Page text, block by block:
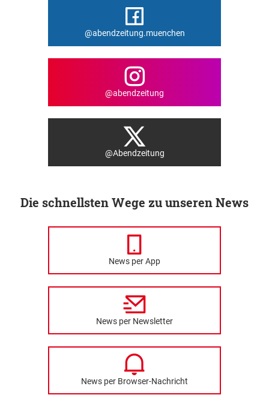
@abendzeitung.muenchen
@abendzeitung
@Abendzeitung
Die schnellsten Wege zu unseren News
News per App
News per Newsletter
News per Browser-Nachricht